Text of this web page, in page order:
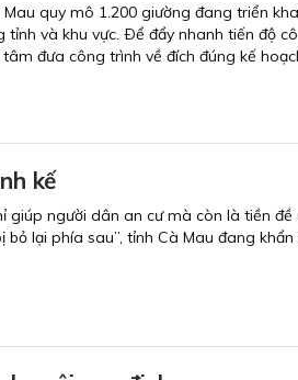
quy mô 1.200 giường đang triển
tỉnh và khu vực. Ðể đẩy nhanh tiến độ
đưa công trình về đích đúng kế
kế
giúp người dân an cư mà còn là tiền
lại phía sau”, tỉnh Cà Mau đang